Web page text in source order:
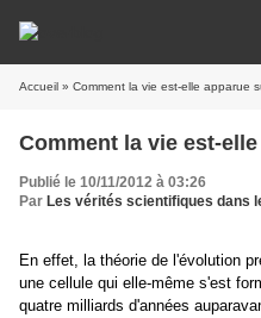
Accueil » Comment la vie est-elle apparue
Comment la vie est-
Publié le 10/11/2012 à 03:26
Par Les vérités scientifiques dans
En effet, la théorie de l'évolution
une cellule qui elle-même s'est
quatre milliards d'années